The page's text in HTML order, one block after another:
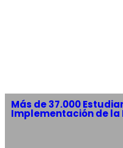
Más de 37.000
Implementación de la